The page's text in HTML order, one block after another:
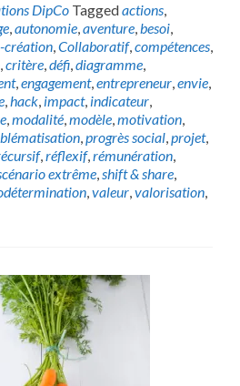
DipCo Taggedactions,
,autonomie,aventure,besoi,
création,Collaboratif,compétences,
,critère,défi,diagramme,
,engagement,entrepreneur,envie,
,hack, impact, indicateur,
,modalité,modèle,motivation,
,progrès social,projet,
,réflexif,rémunération,
extrême,shift & share,
,valeur,valorisation,